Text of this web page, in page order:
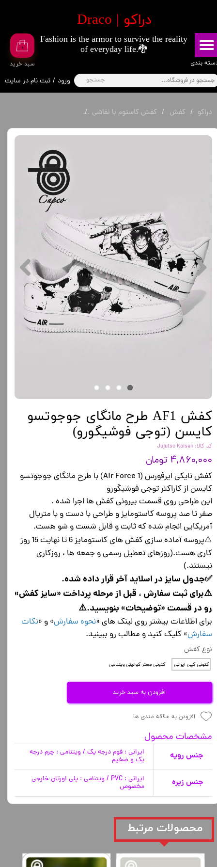
​دراکو | Draco
۰
جستجو ورود / ثبت نام در سایت
تغییر گذر واژه
سفارشات
خروج از حساب کاربری
​سبد خرید
Fashion is the armor to survive the reality
of everyday life.🐉
بندی
دراکو کفش کفش کاستوم با نقاشی
کفش AF1 طرح مانگای جوجوتسو
کایسن (توجی فوشیگورو)
کد کالا: Jujutso Kaisen
۴,۸۶۰,۰۰۰ تومان
کفش نایکی ایرفورس (Air Force 1) با طرح مانگای جوجوتسو
کایسن از کاراکتر توجی فوشیگورو
این طراحی روی قسمت بیرونی کفش ها اجرا شده .
صفر تا صد پروسه کاستومایز و طراحی با دست و با متریال
آمریکایی انجام شده که ثابت و قابل شست و شو هست.
⚠️پروسه آماده سازی کفش های کاستومایز 6 تا نهایت 15 روز
کاری هست.(روزهای تعطیل رسمی و جمعه ها ، روزکاری
نیستند.)
✅جدول سایز در اسلاید آخر قرار داده شده.
⚠️برای ثبت سفارش ، قبل از مرحله پرداخت «سایز کفش»
رو در قسمت «توضیحات» بنویسید.⚠️
برای اطلاعات بیشتر روی لینک های «نحوه سفارش» و «نکات
سفارش» کلیک کنید و مطالب رو ببینید.
نوع کفش
کتونی کپی ایرانی کتونی مستر کوالیتی ویتنامی
افزودن به سبد خرید
افزودن به علاقه مندی ها
مشخصات محصول
جنس رویه ایرانی : فوم درجه یک / ویتنامی : چرم درجه
یک و ضخیم
جنس زیره ایرانی : PVC / ویتنامی : پلی اورتان خارجی
مخصوص
​محصولات مرتبط